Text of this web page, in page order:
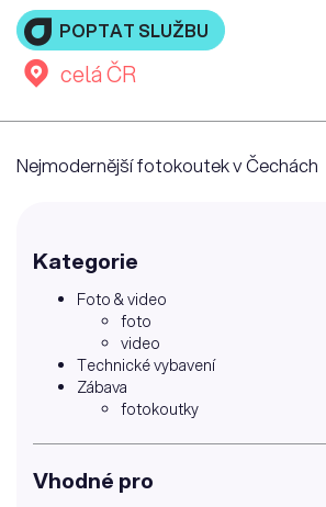
POPTAT SLUŽBU
celá ČR
Nejmodernější fotokoutek v Čechách
Kategorie
Foto & video
foto
video
Technické vybavení
Zábava
fotokoutky
Vhodné pro